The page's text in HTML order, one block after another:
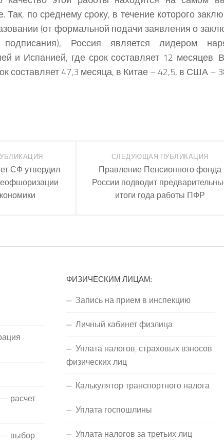
по среднему сроку, в течение которого
(от формальной подачи заявления о
Россия является лидером
и Испанией, где срок составляет 12 месяцев.
составляет 47,3 месяца, в Китае – 42,5, в США –
СЛЕДУЮЩАЯ ПУБЛИКАЦИЯ
Правление Пенсионного фонда
России подводит
итоги года работы ПФР
СФ утвердил
расчет
— выбор
ФИЗИЧЕСКИМ ЛИЦАМ:
Запись на прием в инспекцию
Личный кабинет физлица
Уплата налогов, страховых взносов
физических лиц
Калькулятор транспортного налога
Уплата госпошлины
Уплата налогов за третьих лиц